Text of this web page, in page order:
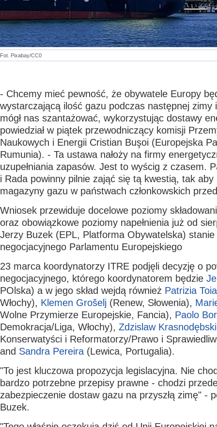
Fot. Pixabay/CC0
- Chcemy mieć pewność, że obywatele Europy
wystarczającą ilość gazu podczas następnej zimy
mógł nas szantażować, wykorzystując dostawy
powiedział w piątek przewodniczący komisji
Naukowych i Energii Cristian Buşoi (Europejska
Rumunia). - Ta ustawa nałoży na firmy
uzupełniania zapasów. Jest to wyścig z czasem.
i Rada powinny pilnie zająć się tą kwestią, tak aby
magazyny gazu w państwach członkowskich
Wniosek przewiduje docelowe poziomy
oraz obowiązkowe poziomy napełnienia już od
Jerzy Buzek (EPL, Platforma Obywatelska) stanie
negocjacyjnego Parlamentu Europejskiego
23 marca koordynatorzy ITRE podjęli decyzję o
negocjacyjnego, którego koordynatorem będzie
POlska) a w jego skład wejdą również Patrizia Toia
Włochy), Klemen Grošelj (Renew, Słowenia),
Wolne Przymierze Europejskie, Fancia), Paolo
Demokracja/Liga, Włochy), Zdzislaw Krasnodębski
Konserwatyści i Reformatorzy/Prawo i
and Sandra Pereira (Lewica, Portugalia).
"To jest kluczowa propozycja legislacyjna. Nie
bardzo potrzebne przepisy prawne - chodzi
zabezpieczenie dostaw gazu na przyszłą zimę" -
Buzek.